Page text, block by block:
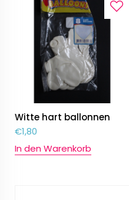
Witte hart ballonnen
€1,80
In den Warenkorb